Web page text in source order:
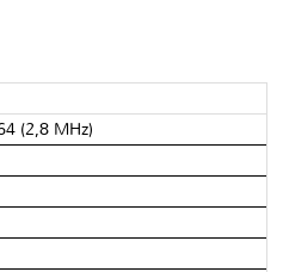
(2,8 MHz)